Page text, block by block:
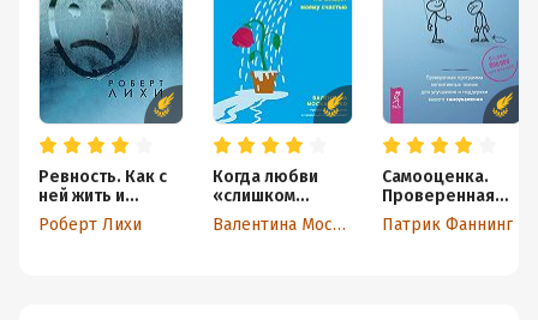
Ревность. Как с
ней жить и
сохранить
отношения
Роберт Лихи
Когда любви
«слишком
много». Что
мешает моемуВалентина Москаленко
Самооценка.
Проверенная
программа
когнитивных
Патрик Фаннинг